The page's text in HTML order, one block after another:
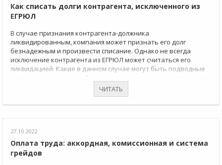
Как списать долги контрагента, исключенного из
ЕГРЮЛ
В случае признания контрагента-должника
ликвидированным, компания может признать его долг
безнадежным и произвести списание. Однако не всегда
исключение контрагента из ЕГРЮЛ может считаться его
ликвидацией. Какие в данном случае могут быть подводные
камни, расскажем в этой статье.
ЧИТАТЬ
27.10.2022
Оплата труда: аккордная, комиссионная и система
грейдов